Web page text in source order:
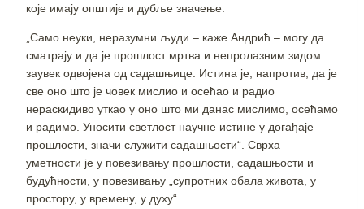
које имају општије и дубље значење.
„Само неуки, неразумни људи – каже Андрић – могу да
сматрају и да је прошлост мртва и непролазним зидом
заувек одвојена од садашњице. Истина је, напротив, да је
све оно што је човек мислио и осећао и радио
нераскидиво уткао у оно што ми данас мислимо, осећамо
и радимо. Уносити светлост научне истине у догађаје
прошлости, значи служити садашњости“. Сврха
уметности је у повезивању прошлости, садашњости и
будућности, у повезивању „супротних обала живота, у
простору, у времену, у духу“.